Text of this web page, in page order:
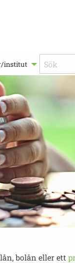
institut
bolån eller ett